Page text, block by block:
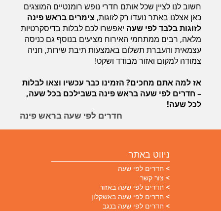
חשוב לנו לציין שכל אותם חדרי נופש רומנטיים המוצגים
כאן אצלנו באתר נועדו רק לזוגות, צימרים בראש פינה
לזוגות בלבד לפי שעה יאפשרו לכם לבלות בדיסקרטיות
מלאה, רבים ממתחמי האירוח מציעים בנוסף גם כניסה
עצמאית והעברת תשלום באמצעות תיבת שירות, חניה
צמודה למקום ואזור מבודד ושקט!
אז למה אתם מחכים? הזמינו כבר עכשיו וצאו לבלות
– חדרים לפי שעה בראש פינה בשבילכם בכל שעה,
לכל שעה!
חדרים לפי שעה בראש פינה
ניווט באתר
חדרים לפי שעה
צור קשר
חדרים לפי שעה באזור
חדרים לפי שעה באשקלון
חדרים לפי שעה בנגב